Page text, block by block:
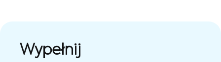
Wypełnij